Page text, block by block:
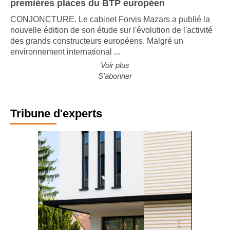
premières places du BTP européen
CONJONCTURE. Le cabinet Forvis Mazars a publié la
nouvelle édition de son étude sur l'évolution de l'activité
des grands constructeurs européens. Malgré un
environnement international ...
Voir plus
S'abonner
Tribune d'experts